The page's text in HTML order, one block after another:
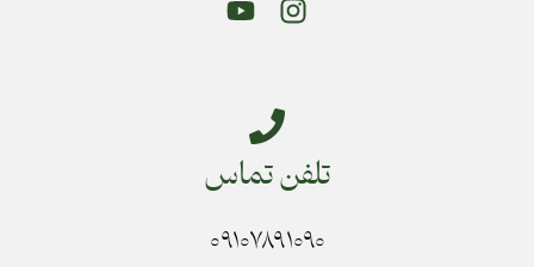
تلفن تماس
۰۹۱۰۷۸۹۱۰۹۰